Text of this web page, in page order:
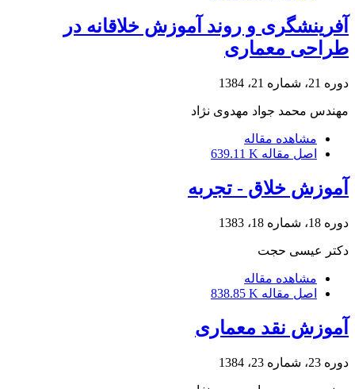
آفرینشگری و روند آموزش خلاقانه در
طراحی معماری
دوره 21، شماره 21، 1384
مهندس محمد جواد مهدوی نژاد
مشاهده مقاله
اصل مقاله 639.11 K
آموزش خلاق - تجربه
دوره 18، شماره 18، 1383
دکتر عیسی حجت
مشاهده مقاله
اصل مقاله 838.85 K
آموزش نقد معماری
دوره 23، شماره 23، 1384